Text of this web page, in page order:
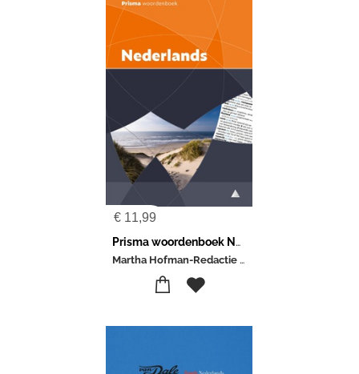
€ 11,99
Prisma woordenboek Nederlands
Martha Hofman-Redactie Prisma